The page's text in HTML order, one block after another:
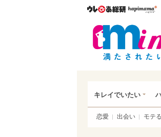
ウレぴあ
キレイでいたい
恋愛 出会い モテる